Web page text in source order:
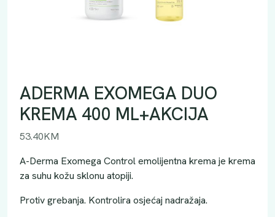
ADERMA EXOMEGA DUO
KREMA 400 ML+AKCIJA
53.40KM
A-Derma Exomega Control emolijentna krema je krema
za suhu kožu sklonu atopiji.
Protiv grebanja. Kontrolira osjećaj nadražaja.